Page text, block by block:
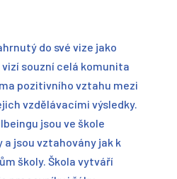
do své vize jako
souzní celá komunita
pozitivního vztahu mezi
vzdělávacími výsledky.
jsou ve škole
jsou vztahovány jak k
školy. Škola vytváří